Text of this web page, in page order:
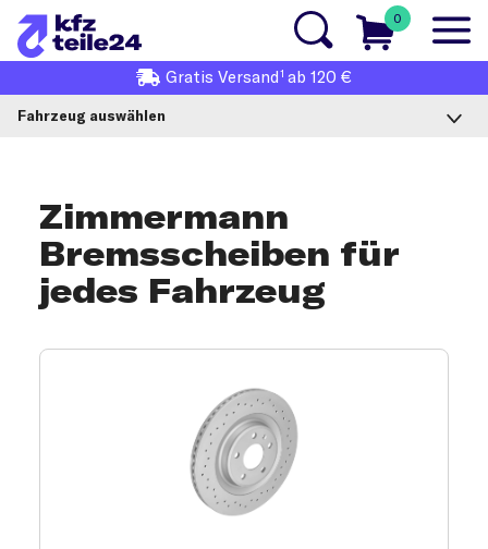
0
Gratis Versand1 ab 120 €
Fahrzeug auswählen
Zimmermann
Bremsscheiben für
jedes Fahrzeug
Zimmermann Bremsscheiben-